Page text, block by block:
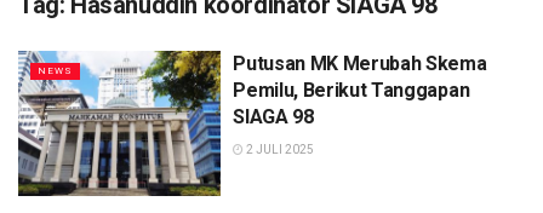
NEWS
Putusan MK Merubah Skema
Pemilu, Berikut Tanggapan
SIAGA 98
2 JULI 2025